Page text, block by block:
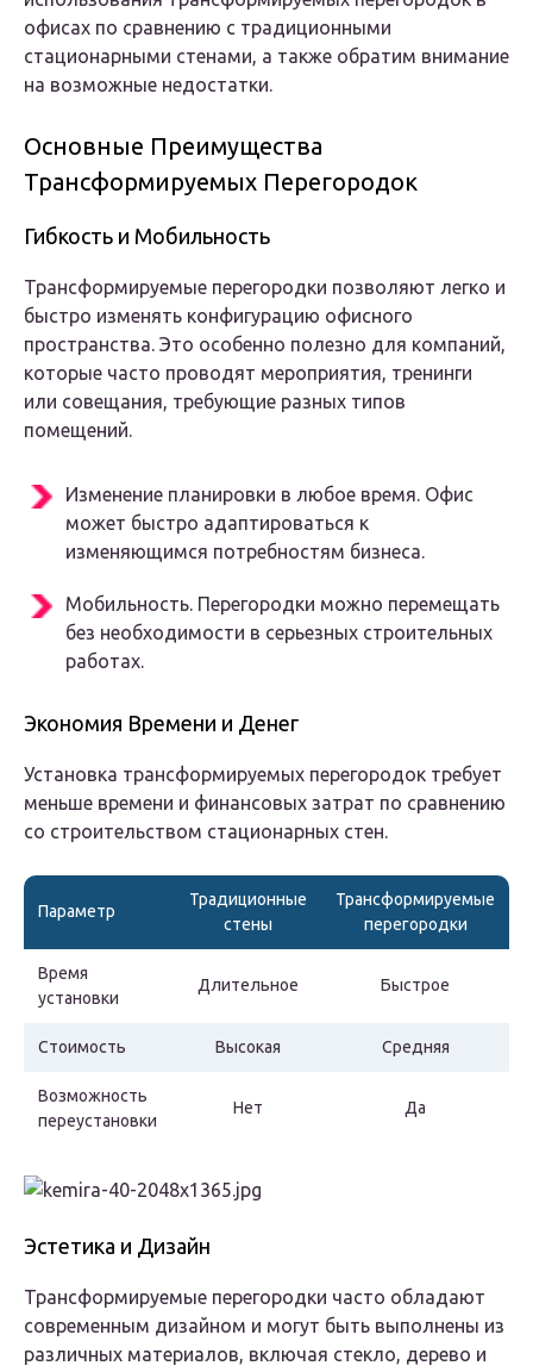
офисах по сравнению с традиционными
стационарными стенами, а также обратим внимание
на возможные недостатки.
Основные Преимущества
Трансформируемых Перегородок
Гибкость и Мобильность
Трансформируемые перегородки позволяют легко и
быстро изменять конфигурацию офисного
пространства. Это особенно полезно для компаний,
которые часто проводят мероприятия, тренинги
или совещания, требующие разных типов
помещений.
Изменение планировки в любое время. Офис
может быстро адаптироваться к
изменяющимся потребностям бизнеса.
Мобильность. Перегородки можно перемещать
без необходимости в серьезных строительных
работах.
Экономия Времени и Денег
Установка трансформируемых перегородок требует
меньше времени и финансовых затрат по сравнению
со строительством стационарных стен.
Параметр
Традиционные
стены
Трансформируемые
перегородки
Время
установки
Длительное Быстрое
Стоимость Высокая Средняя
Возможность
переустановки
Нет Да
Эстетика и Дизайн
Трансформируемые перегородки часто обладают
современным дизайном и могут быть выполнены из
различных материалов, включая стекло, дерево и